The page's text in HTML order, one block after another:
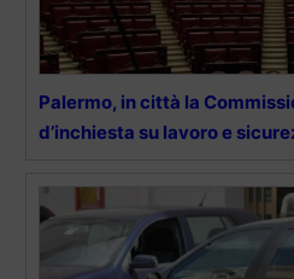
Palermo, in città la
d’inchiesta su lavoro e